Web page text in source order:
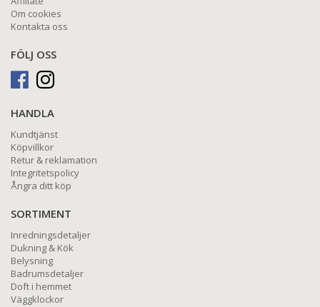
Om cookies
Kontakta oss
FÖLJ OSS
HANDLA
Kundtjänst
Köpvillkor
Retur & reklamation
Integritetspolicy
Ångra ditt köp
SORTIMENT
Inredningsdetaljer
Dukning & Kök
Belysning
Badrumsdetaljer
Doft i hemmet
Väggklockor